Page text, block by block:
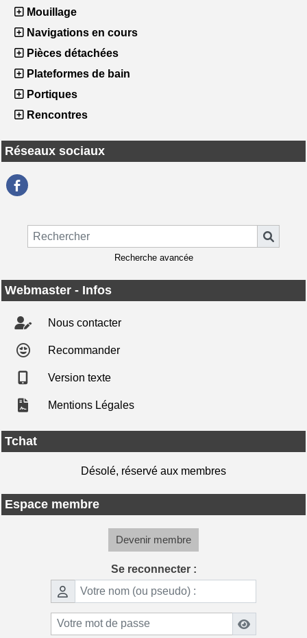
Mouillage
Navigations en cours
Pièces détachées
Plateformes de bain
Portiques
Rencontres
Réseaux sociaux
Recherche avancée
Webmaster - Infos
Nous contacter
Recommander
Version texte
Mentions Légales
Tchat
Désolé, réservé aux membres
Espace membre
Devenir membre
Se reconnecter :